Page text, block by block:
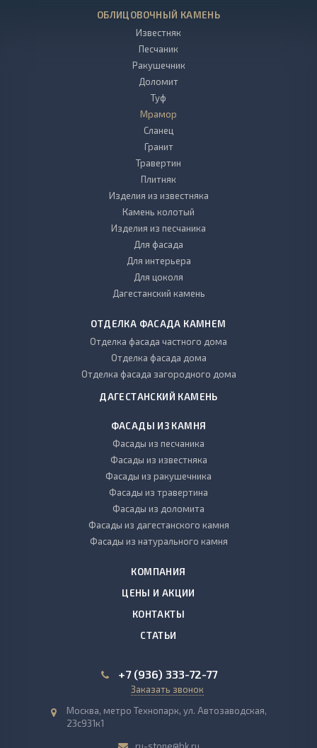
ОБЛИЦОВОЧНЫЙ КАМЕНЬ
Известняк
Песчаник
Ракушечник
Доломит
Туф
Мрамор
Сланец
Гранит
Травертин
Плитняк
Изделия из известняка
Камень колотый
Изделия из песчаника
Для фасада
Для интерьера
Для цоколя
Дагестанский камень
ОТДЕЛКА ФАСАДА КАМНЕМ
Отделка фасада частного дома
Отделка фасада дома
Отделка фасада загородного дома
ДАГЕСТАНСКИЙ КАМЕНЬ
ФАСАДЫ ИЗ КАМНЯ
Фасады из песчаника
Фасады из известняка
Фасады из ракушечника
Фасады из травертина
Фасады из доломита
Фасады из дагестанского камня
Фасады из натурального камня
КОМПАНИЯ
ЦЕНЫ И АКЦИИ
КОНТАКТЫ
СТАТЬИ
+7 (936) 333-72-77
Заказать звонок
Москва, метро Технопарк, ул. Автозаводская,
23с931к1